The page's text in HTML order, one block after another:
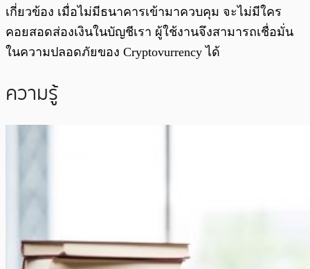
เกี่ยวข้อง เมื่อไม่มีธนาคารเข้ามาควบคุม จะไม่มีใคร
คอยสอดส่องเงินในบัญชีเรา ผู้ใช้งานจึงสามารถเชื่อมั่น
ในความปลอดภัยของ Cryptovurrency ได้
ความรู้